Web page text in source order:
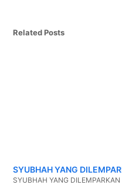
Related Posts
SYUBHAH YANG
SYUBHAH YANG